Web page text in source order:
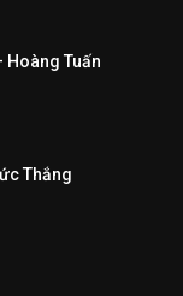
Hoàng Tuấn
Thắng